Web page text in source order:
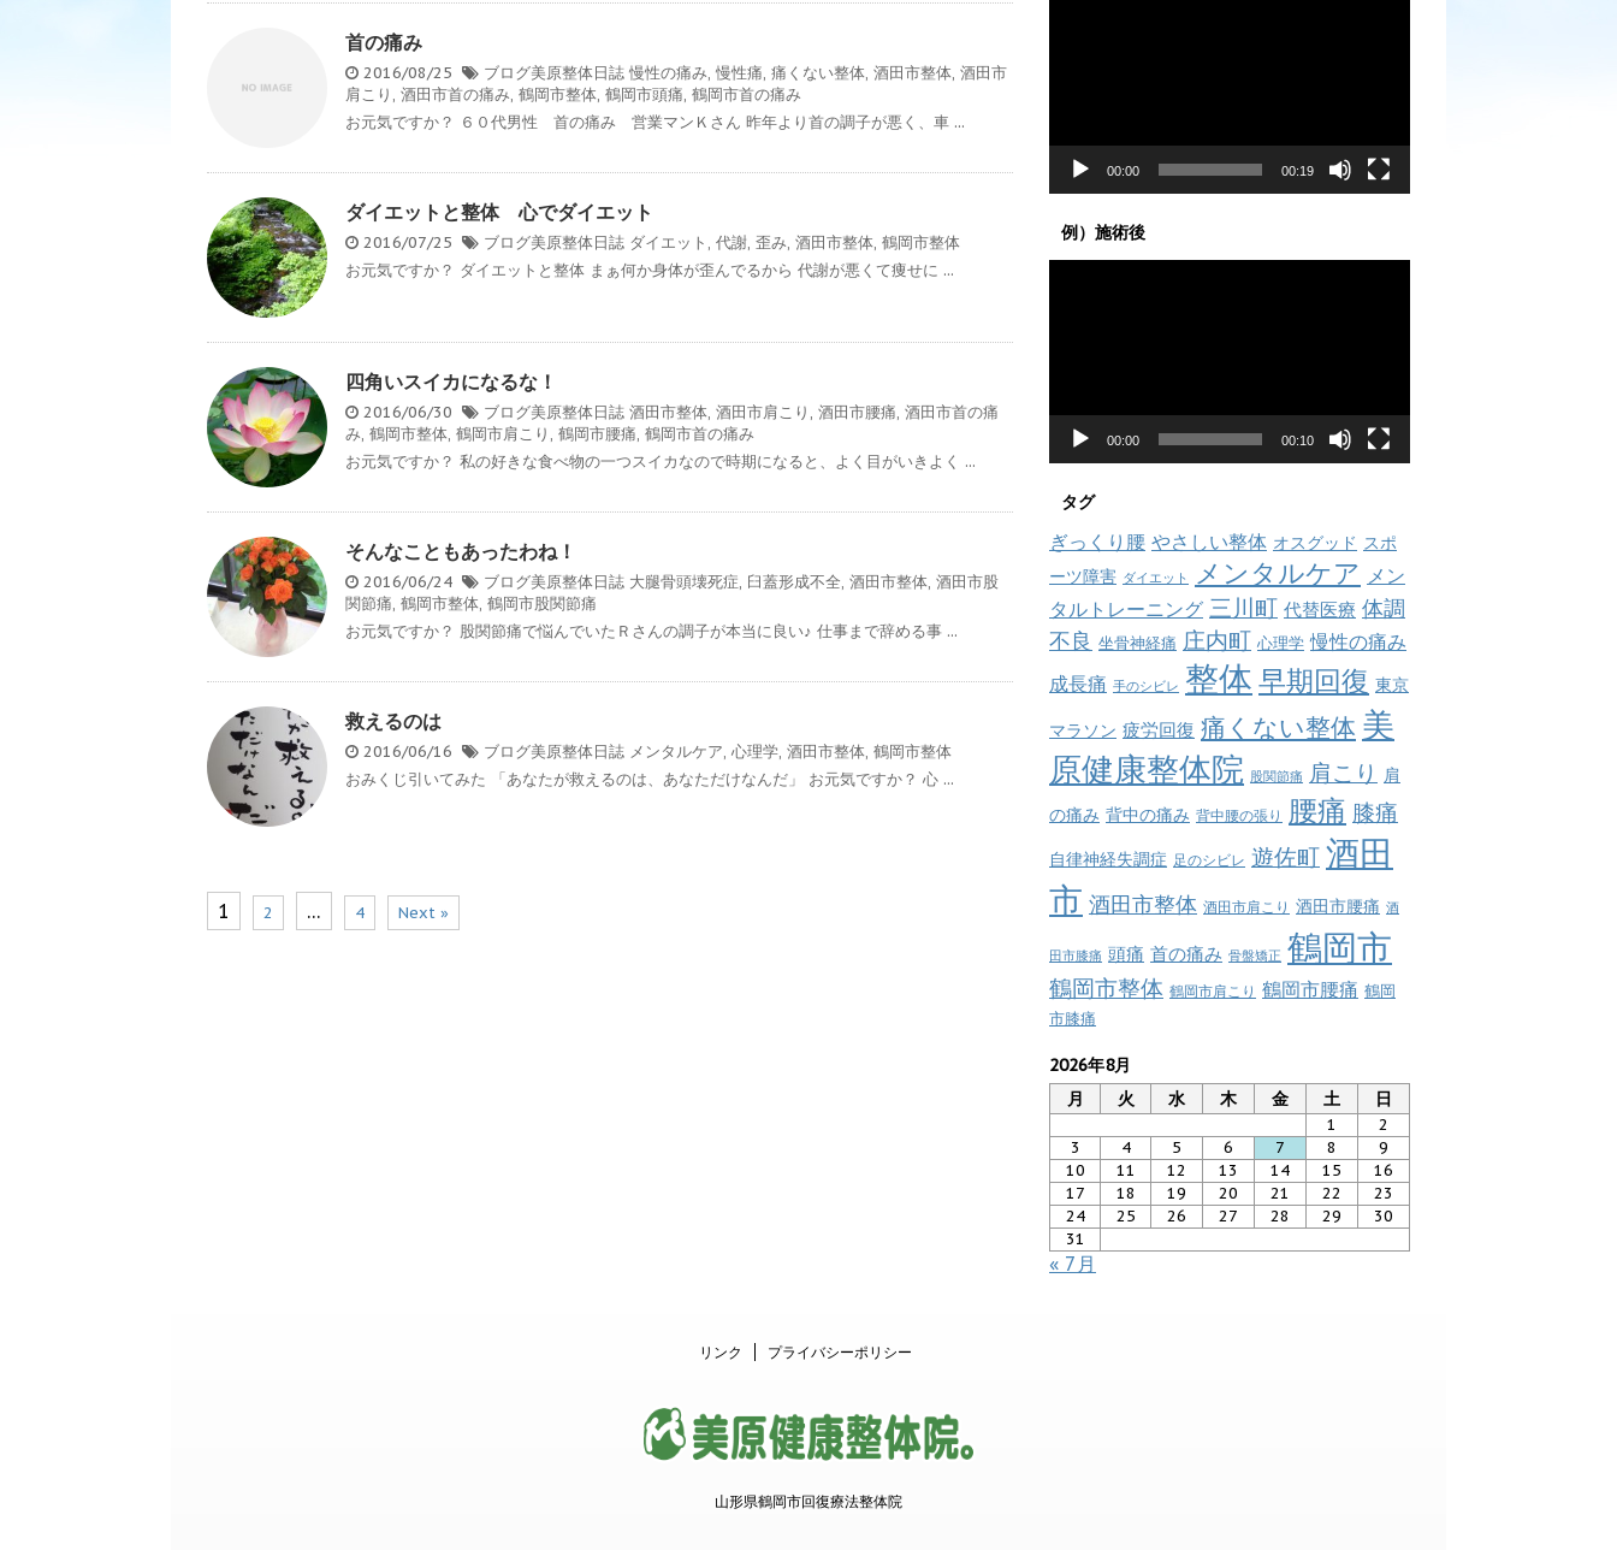
首の痛み
2016/08/25 ブログ美原整体日誌 慢性の痛み, 慢性痛, 痛くない整体, 酒田市整体, 酒田市
肩こり , 酒田市首の痛み, 鶴岡市整体, 鶴岡市頭痛, 鶴岡市首の痛み
お元気ですか？ ６０代男性 首の痛み 営業マンＫさん 昨年より首の調子が悪く、車 ...
ダイエットと整体 心でダイエット
2016/07/25 ブログ美原整体日誌 ダイエット , 代謝, 歪み, 酒田市整体, 鶴岡市整体
お元気ですか？ ダイエットと整体 まぁ何か身体が歪んでるから 代謝が悪くて痩せに ...
四角いスイカになるな！
2016/06/30 ブログ美原整体日誌 酒田市整体, 酒田市肩こり , 酒田市腰痛, 酒田市首の痛
み, 鶴岡市整体, 鶴岡市肩こり , 鶴岡市腰痛, 鶴岡市首の痛み
お元気ですか？ 私の好きな食べ物の一つスイカなので時期になると、よく目がいきよく ...
そんなこともあったわね！
2016/06/24 ブログ美原整体日誌 大腿骨頭壊死症, 臼蓋形成不全, 酒田市整体, 酒田市股
関節痛, 鶴岡市整体, 鶴岡市股関節痛
お元気ですか？ 股関節痛で悩んでいたＲさんの調子が本当に良い♪ 仕事まで辞める事 ...
救えるのは
2016/06/16 ブログ美原整体日誌 メンタルケア, 心理学, 酒田市整体, 鶴岡市整体
おみくじ引いてみた 「あなたが救えるのは、あなただけなんだ」 お元気ですか？ 心 ...
1 2 … 4 Next »
00:00 00:19
例）施術後
00:00 00:10
タグ
ぎっくり腰 やさしい整体 オスグッド スポ
ーツ障害 ダイエット メンタルケア メン
タルトレーニング 三川町 代替医療 体調
不良 坐骨神経痛 庄内町 心理学 慢性の痛み
成長痛 手のシビレ 整体 早期回復 東京
マラソン 疲労回復 痛くない整体 美
原健康整体院 股関節痛 肩こり 肩
の痛み 背中の痛み 背中腰の張り 腰痛 膝痛
自律神経失調症 足のシビレ 遊佐町 酒田
市 酒田市整体 酒田市肩こり 酒田市腰痛 酒
田市膝痛 頭痛 首の痛み 骨盤矯正 鶴岡市
鶴岡市整体 鶴岡市肩こり 鶴岡市腰痛 鶴岡
市膝痛
2026年8月
月
火 水 木 金 土 日
1
2
3
4 5 6 7 8
9
10
11 12 13 14 15
16
17
18 19 20 21 22
23
24
25 26 27 28 29
30
31
« 7月
リンク プライバシーポリシー
山形県鶴岡市回復療法整体院